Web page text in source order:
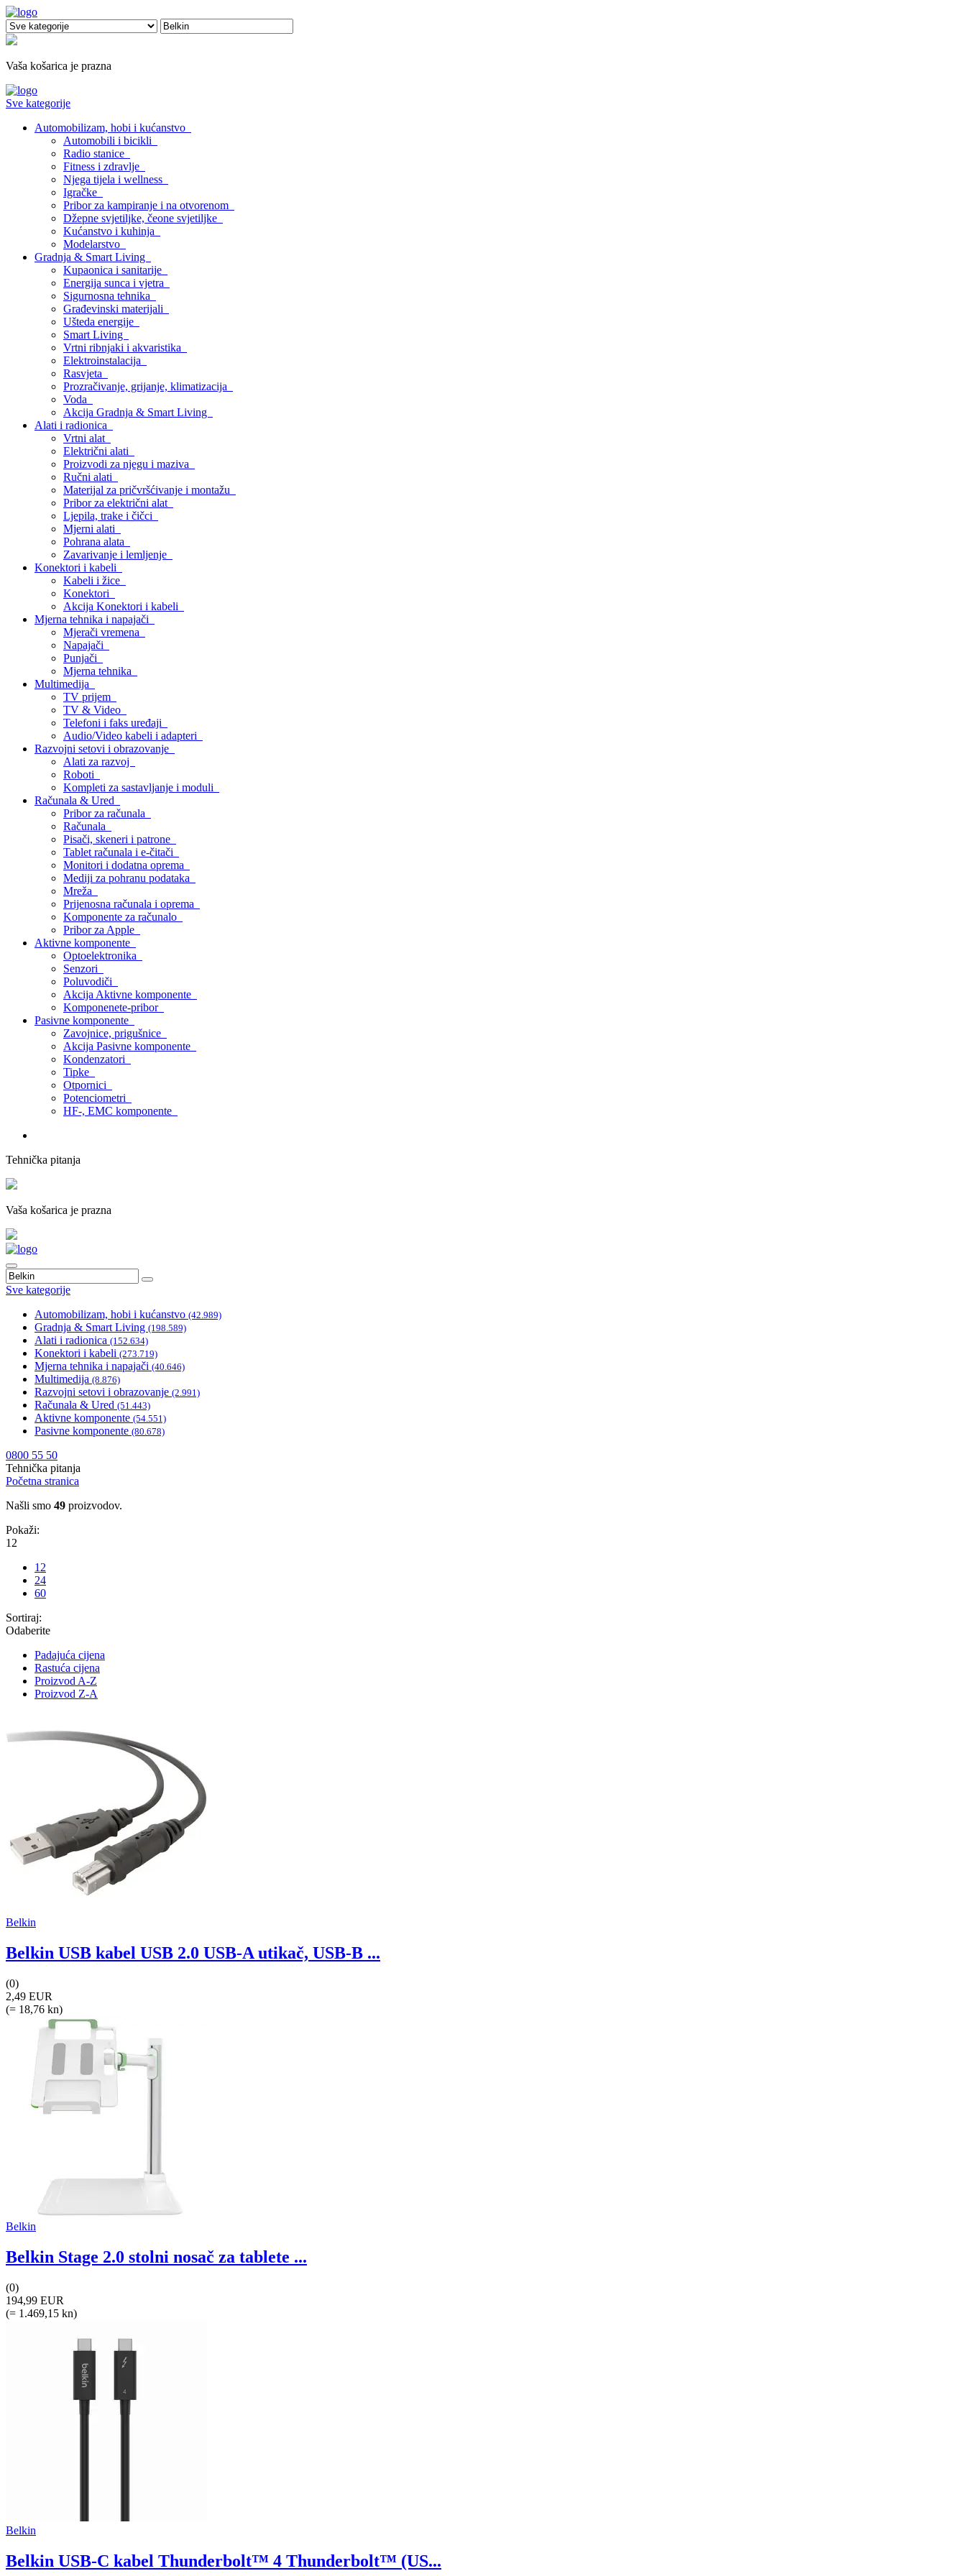
Vaša košarica je prazna
Sve kategorije
Automobilizam, hobi i kućanstvo
Automobili i bicikli
Radio stanice
Fitness i zdravlje
Njega tijela i wellness
Igračke
Pribor za kampiranje i na otvorenom
Džepne svjetiljke, čeone svjetiljke
Kućanstvo i kuhinja
Modelarstvo
Gradnja & Smart Living
Kupaonica i sanitarije
Energija sunca i vjetra
Sigurnosna tehnika
Građevinski materijali
Ušteda energije
Smart Living
Vrtni ribnjaki i akvaristika
Elektroinstalacija
Rasvjeta
Prozračivanje, grijanje, klimatizacija
Voda
Akcija Gradnja & Smart Living
Alati i radionica
Vrtni alat
Električni alati
Proizvodi za njegu i maziva
Ručni alati
Materijal za pričvršćivanje i montažu
Pribor za električni alat
Ljepila, trake i čičci
Mjerni alati
Pohrana alata
Zavarivanje i lemljenje
Konektori i kabeli
Kabeli i žice
Konektori
Akcija Konektori i kabeli
Mjerna tehnika i napajači
Mjerači vremena
Napajači
Punjači
Mjerna tehnika
Multimedija
TV prijem
TV & Video
Telefoni i faks uređaji
Audio/Video kabeli i adapteri
Razvojni setovi i obrazovanje
Alati za razvoj
Roboti
Kompleti za sastavljanje i moduli
Računala & Ured
Pribor za računala
Računala
Pisači, skeneri i patrone
Tablet računala i e-čitači
Monitori i dodatna oprema
Mediji za pohranu podataka
Mreža
Prijenosna računala i oprema
Komponente za računalo
Pribor za Apple
Aktivne komponente
Optoelektronika
Senzori
Poluvodiči
Akcija Aktivne komponente
Komponenete-pribor
Pasivne komponente
Zavojnice, prigušnice
Akcija Pasivne komponente
Kondenzatori
Tipke
Otpornici
Potenciometri
HF-, EMC komponente
Tehnička pitanja
Vaša košarica je prazna
Sve kategorije
Automobilizam, hobi i kućanstvo (42.989)
Gradnja & Smart Living (198.589)
Alati i radionica (152.634)
Konektori i kabeli (273.719)
Mjerna tehnika i napajači (40.646)
Multimedija (8.876)
Razvojni setovi i obrazovanje (2.991)
Računala & Ured (51.443)
Aktivne komponente (54.551)
Pasivne komponente (80.678)
0800 55 50
Tehnička pitanja
Početna stranica
Našli smo 49 proizvodov.
Pokaži:
12
12
24
60
Sortiraj:
Odaberite
Padajuća cijena
Rastuća cijena
Proizvod A-Z
Proizvod Z-A
Belkin
Belkin USB kabel USB 2.0 USB-A utikač, USB-B ...
(0)
2,49 EUR
(= 18,76 kn)
Belkin
Belkin Stage 2.0 stolni nosač za tablete ...
(0)
194,99 EUR
(= 1.469,15 kn)
Belkin
Belkin USB-C kabel Thunderbolt™ 4 Thunderbolt™ (US...